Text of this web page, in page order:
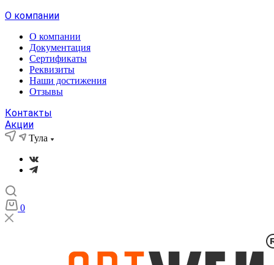
О компании
О компании
Документация
Сертификаты
Реквизиты
Наши достижения
Отзывы
Контакты
Акции
Тула
0